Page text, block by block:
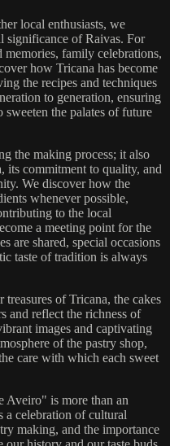
local enthusiasts, we
significance of Raivas. For
family celebrations,
how Tricana has become
the recipes and techniques
to generation, ensuring
the palates of future
the making process; it also
its commitment to quality, and
We discover how the
whenever possible,
to the local
a meeting point for the
are shared, special occasions
taste of tradition is always
of Tricana, the cakes
and reflect the richness of
images and captivating
of the pastry shop,
care with which each sweet
Aveiro" is more than an
a celebration of cultural
making, and the importance